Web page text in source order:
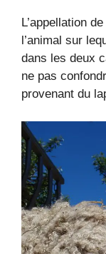
L’appellation
l’animal sur
dans les deux
ne pas
provenant du